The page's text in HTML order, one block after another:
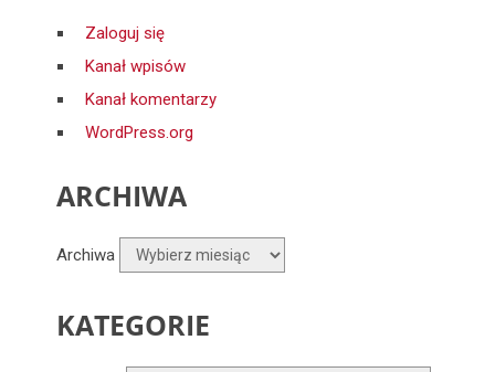
Zaloguj się
Kanał wpisów
Kanał komentarzy
WordPress.org
ARCHIWA
Archiwa
KATEGORIE